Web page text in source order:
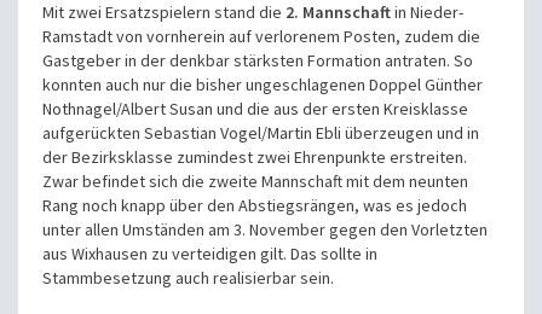
Mit zwei Ersatzspielern stand die 2. Mannschaftin Nieder-
Ramstadt von vornherein auf verlorenem Posten, zudem die
Gastgeber in der denkbar stärksten Formation antraten. So
konnten auch nur die bisherungeschlagenen Doppel Günther
Nothnagel/Albert Susan und die aus der ersten Kreisklasse
aufgerückten Sebastian Vogel/Martin Ebli überzeugen und in
der Bezirksklasse zumindest zwei Ehrenpunkte erstreiten.
Zwar befindet sich die zweite Mannschaft mit dem neunten
Rang noch knapp über den Abstiegsrängen, was es jedoch
unter allen Umständen am 3. November gegen den Vorletzten
aus Wixhausen zu verteidigen gilt. Das sollte in
Stammbesetzung auch realisierbar sein.